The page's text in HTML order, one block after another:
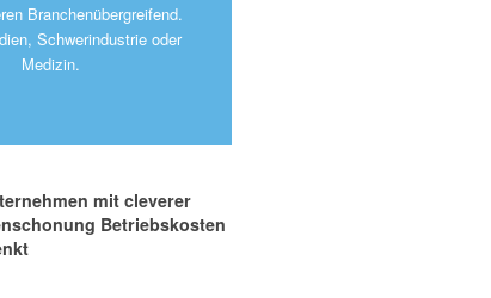
Branchenübergreifend.
Schwerindustrie oder
Medizin.
mit cleverer
Betriebskosten